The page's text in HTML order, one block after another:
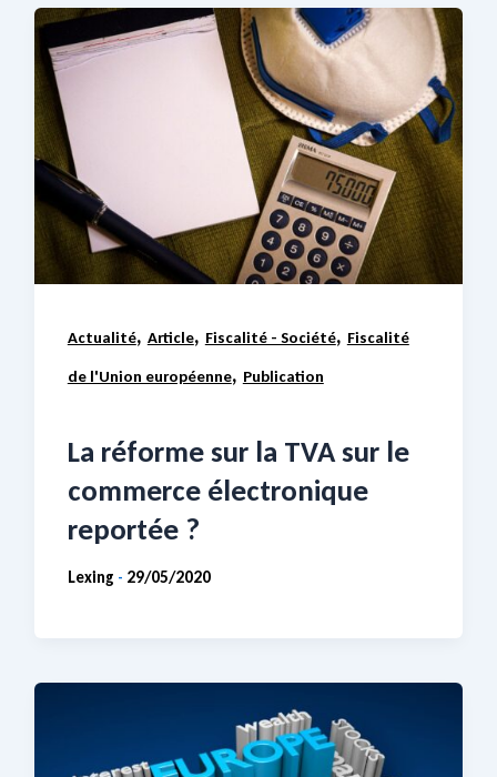
Actualité, Article, Fiscalité - Société, Fiscalité
de l'Union européenne, Publication
La réforme sur la TVA sur le
commerce électronique
reportée ?
Lexing - 29/05/2020